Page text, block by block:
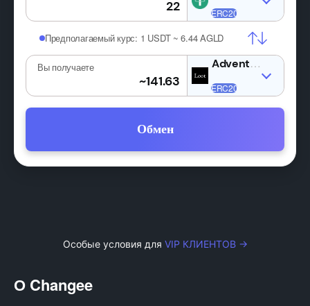
Предполагаемый курс: 1 USDT ~ 6.44 AGLD
Вы получаете
Обмен
Особые условия для VIP КЛИЕНТОВ →
О Changee